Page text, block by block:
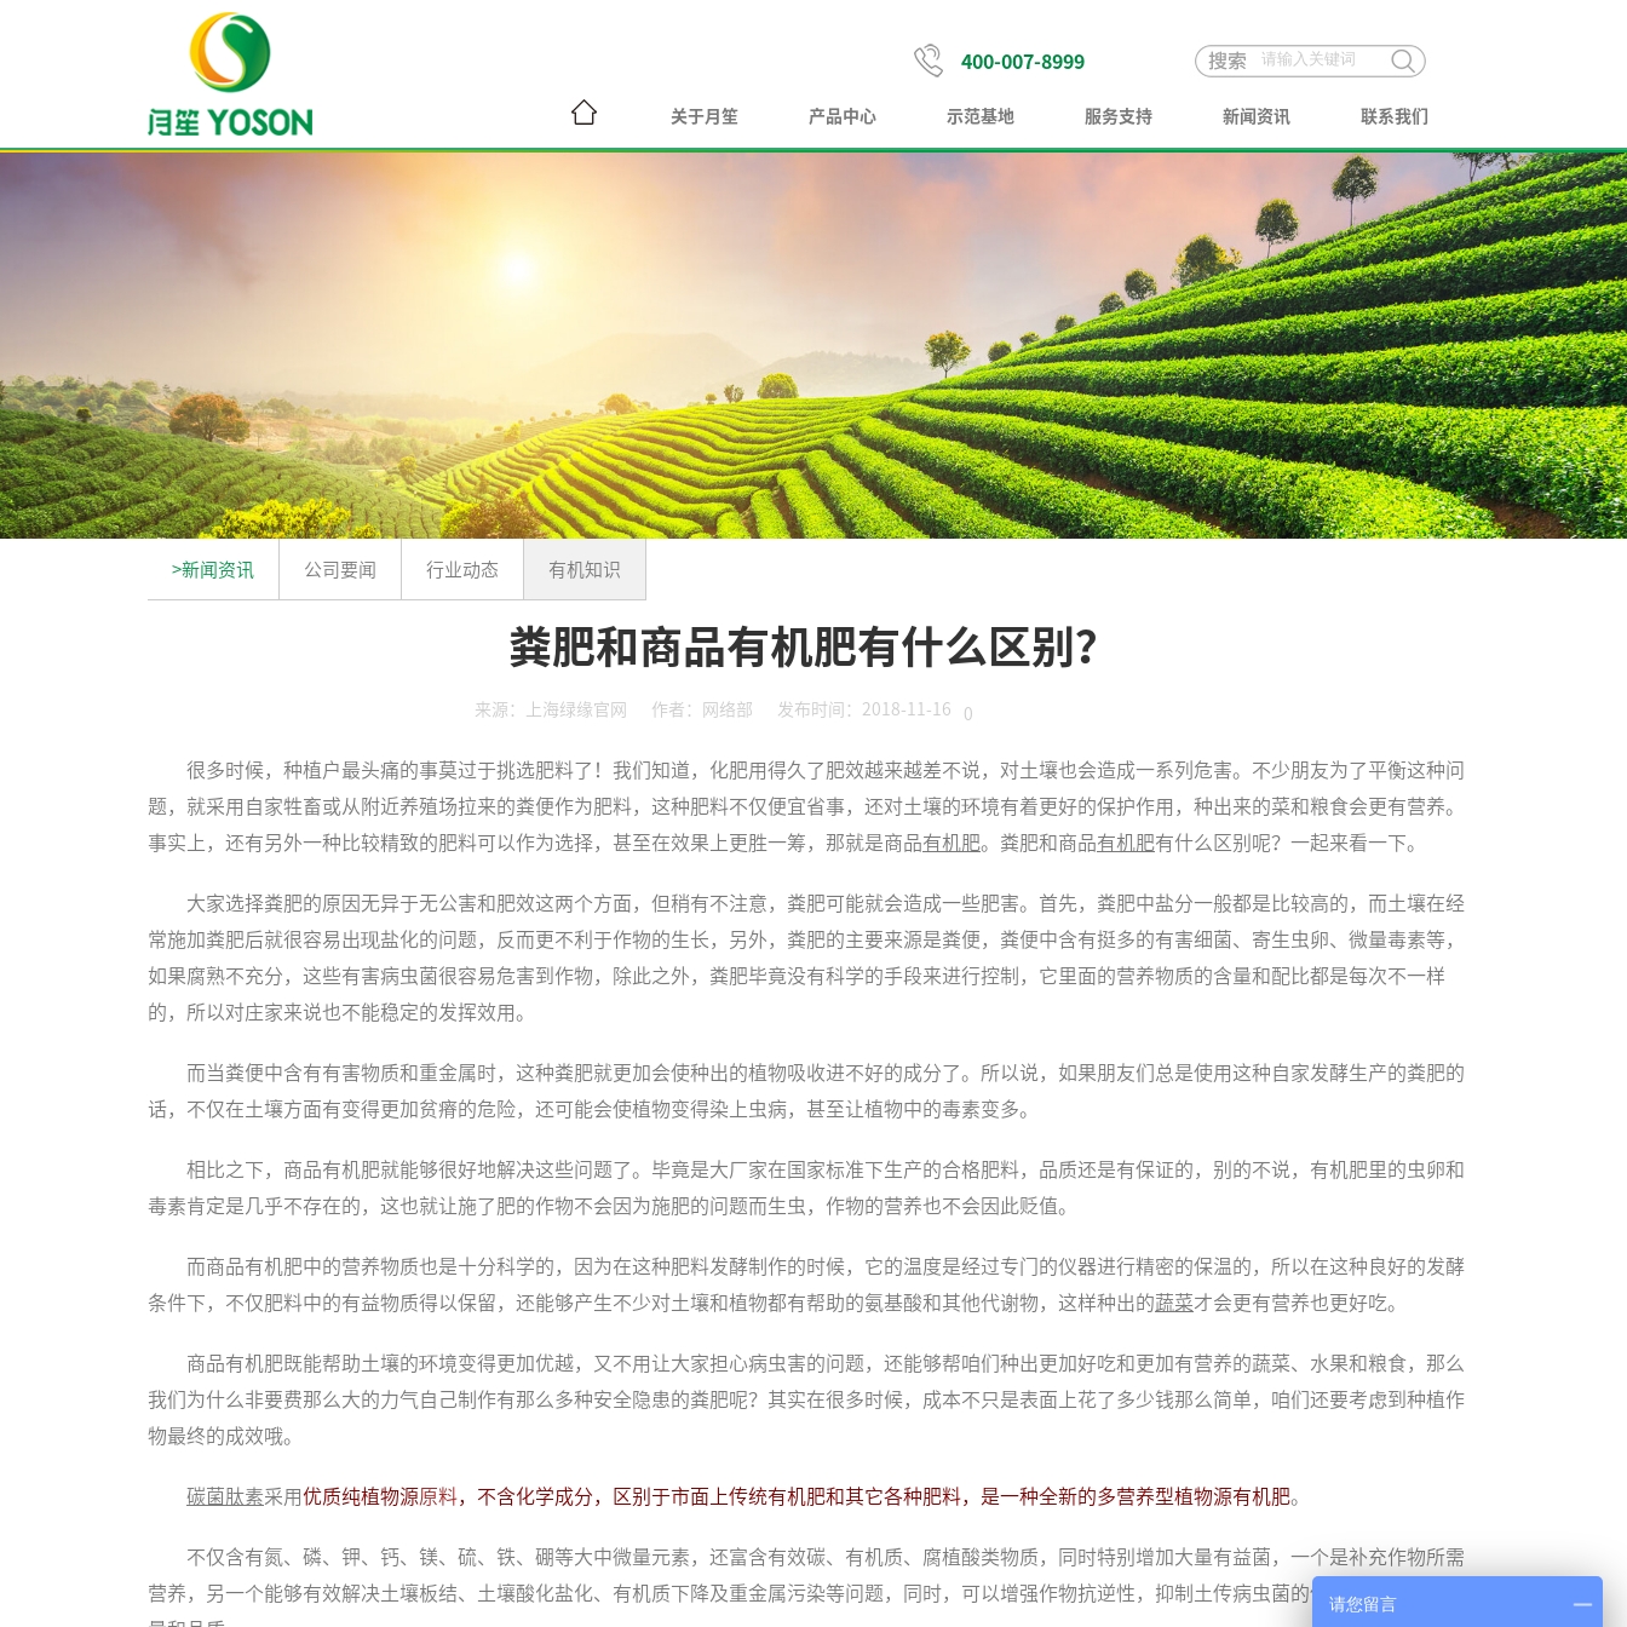
400-007-8999
关于月笙 产品中心 示范基地 服务支持 新闻资讯 联系我们
>新闻资讯 公司要闻 行业动态 有机知识
粪肥和商品有机肥有什么区别？
来源：上海绿缘官网 作者：网络部 发布时间：2018-11-16 0
很多时候，种植户最头痛的事莫过于挑选肥料了！我们知道，化肥用得久了肥效越来越差不说，对土壤也会造成一系列危害。不少朋友为了平衡这种问
题，就采用自家牲畜或从附近养殖场拉来的粪便作为肥料，这种肥料不仅便宜省事，还对土壤的环境有着更好的保护作用，种出来的菜和粮食会更有营养。
事实上，还有另外一种比较精致的肥料可以作为选择，甚至在效果上更胜一筹，那就是商品有机肥。粪肥和商品有机肥有什么区别呢？一起来看一下。
大家选择粪肥的原因无异于无公害和肥效这两个方面，但稍有不注意，粪肥可能就会造成一些肥害。首先，粪肥中盐分一般都是比较高的，而土壤在经
常施加粪肥后就很容易出现盐化的问题，反而更不利于作物的生长，另外，粪肥的主要来源是粪便，粪便中含有挺多的有害细菌、寄生虫卵、微量毒素等，
如果腐熟不充分，这些有害病虫菌很容易危害到作物，除此之外，粪肥毕竟没有科学的手段来进行控制，它里面的营养物质的含量和配比都是每次不一样
的，所以对庄家来说也不能稳定的发挥效用。
而当粪便中含有有害物质和重金属时，这种粪肥就更加会使种出的植物吸收进不好的成分了。所以说，如果朋友们总是使用这种自家发酵生产的粪肥的
话，不仅在土壤方面有变得更加贫瘠的危险，还可能会使植物变得染上虫病，甚至让植物中的毒素变多。
相比之下，商品有机肥就能够很好地解决这些问题了。毕竟是大厂家在国家标准下生产的合格肥料，品质还是有保证的，别的不说，有机肥里的虫卵和
毒素肯定是几乎不存在的，这也就让施了肥的作物不会因为施肥的问题而生虫，作物的营养也不会因此贬值。
而商品有机肥中的营养物质也是十分科学的，因为在这种肥料发酵制作的时候，它的温度是经过专门的仪器进行精密的保温的，所以在这种良好的发酵
条件下，不仅肥料中的有益物质得以保留，还能够产生不少对土壤和植物都有帮助的氨基酸和其他代谢物，这样种出的蔬菜才会更有营养也更好吃。
商品有机肥既能帮助土壤的环境变得更加优越，又不用让大家担心病虫害的问题，还能够帮咱们种出更加好吃和更加有营养的蔬菜、水果和粮食，那么
我们为什么非要费那么大的力气自己制作有那么多种安全隐患的粪肥呢？其实在很多时候，成本不只是表面上花了多少钱那么简单，咱们还要考虑到种植作
物最终的成效哦。
碳菌肽素采用优质纯植物源原料，不含化学成分，区别于市面上传统有机肥和其它各种肥料，是一种全新的多营养型植物源有机肥。
不仅含有氮、磷、钾、钙、镁、硫、铁、硼等大中微量元素，还富含有效碳、有机质、腐植酸类物质，同时特别增加大量有益菌，一个是补充作物所需
营养，另一个能够有效解决土壤板结、土壤酸化盐化、有机质下降及重金属污染等问题，同时，可以增强作物抗逆性，抑制土传病虫菌的侵害，提高作物产
请您留言